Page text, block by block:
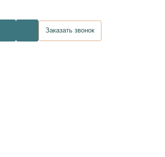
Заказать звонок